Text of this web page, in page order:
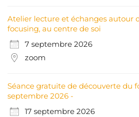
Atelier lecture et échanges autour
focusing, au centre de soi
7 septembre 2026
zoom
Séance gratuite de découverte du
septembre 2026 -
17 septembre 2026